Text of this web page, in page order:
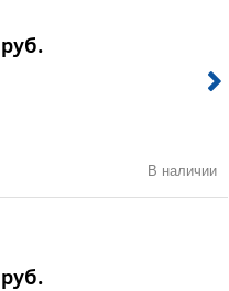
руб.
В наличии
руб.